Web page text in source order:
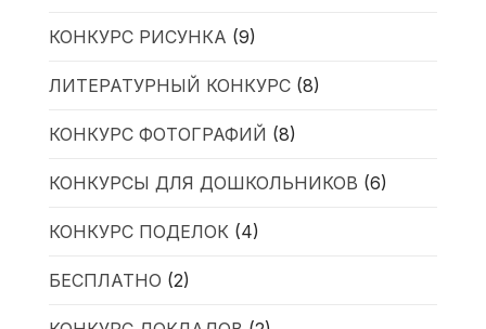
КОНКУРС РИСУНКА (9)
ЛИТЕРАТУРНЫЙ КОНКУРС(8)
КОНКУРС ФОТОГРАФИЙ (8)
КОНКУРСЫ ДЛЯ ДОШКОЛЬНИКОВ (6)
КОНКУРС ПОДЕЛОК (4)
БЕСПЛАТНО (2)